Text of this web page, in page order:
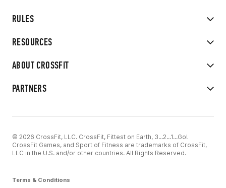
RULES
RESOURCES
ABOUT CROSSFIT
PARTNERS
© 2026 CrossFit, LLC. CrossFit, Fittest on Earth, 3...2...1...Go!
CrossFit Games, and Sport of Fitness are trademarks of CrossFit,
LLC in the U.S. and/or other countries. All Rights Reserved.
Terms & Conditions